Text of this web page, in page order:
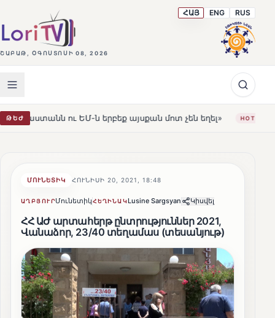
ՇԱԲԱԹ, ՕԳՈՍՏՈՍԻ 08, 2026
ՀԱՅ ENG RUS
ԹԵԺ
ԵՄ-ն երբեք այսքան մոտ չեն եղել» HOT Լեռնահովիտի
ՄՈՒՆԵՏԻԿ ՀՈՒՆԻՍԻ 20, 2021, 18:48
ԱՂԲՅՈՒՐՄունետիկՀԵՂԻՆԱԿLusine Sargsyan Կիսվել
ՀՀ ԱԺ արտահերթ ընտրություններ 2021,
Վանաձոր, 23/40 տեղամաս (տեսանյութ)